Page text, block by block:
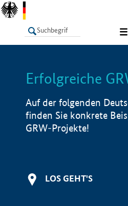
LISTE
Erfolgreiche
Auf der folgenden
finden Sie konkrete
GRW-Projekte!
LOS GEHT'S